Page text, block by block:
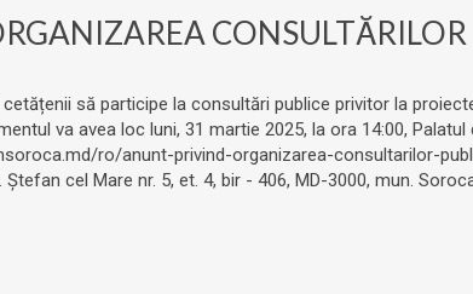
CONSULTĂRILOR
să participe la consultări publice privitor la
va avea loc luni, 31 martie 2025, la ora 14:00,
ro/anunt-privind-organizarea-consultarilor-
cel Mare nr. 5, et. 4, bir - 406, MD-3000, mun.